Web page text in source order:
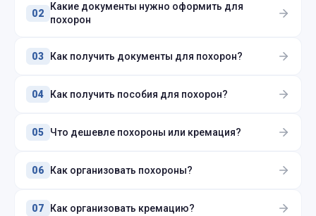
02
Какие документы нужно оформить для
похорон
03 Как получить документы для похорон?
04 Как получить пособия для похорон?
05 Что дешевле похороны или кремация?
06 Как организовать похороны?
07 Как организовать кремацию?